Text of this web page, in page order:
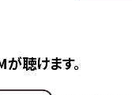
聴けます。